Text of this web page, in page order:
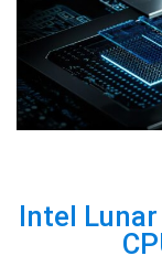
Intel